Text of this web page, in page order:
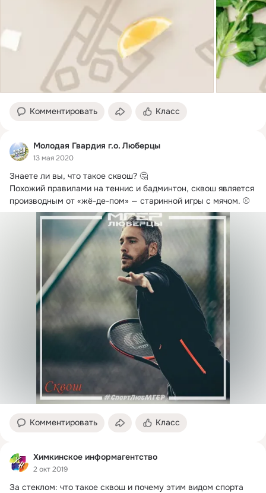
Комментировать Класс
Молодая Гвардия г.о. Люберцы
13 мая 2020
Знаете ли вы, что такое сквош? 🤔
Похожий правилами на теннис и бадминтон, сквош является
производным от «жё-де-пом» — старинной игры с мячом. ⚾
Комментировать Класс
Химкинское информагентство
2 окт 2019
За стеклом: что такое сквош и почему этим видом спорта